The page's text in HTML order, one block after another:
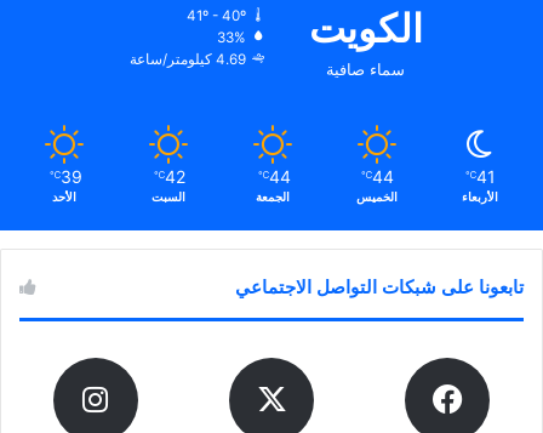
الكويت
سماء صافية
41º - 40º
33%
4.69 كيلومتر/ساعة
41
℃
الأربعاء
44
℃
الخميس
44
℃
الجمعة
42
℃
السبت
39
℃
الأحد
تابعونا على شبكات التواصل الاجتماعي